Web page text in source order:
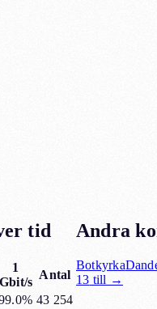
tid
1
Gbit/s
Antal
43 254
Andra
Botkyrka
13 till →